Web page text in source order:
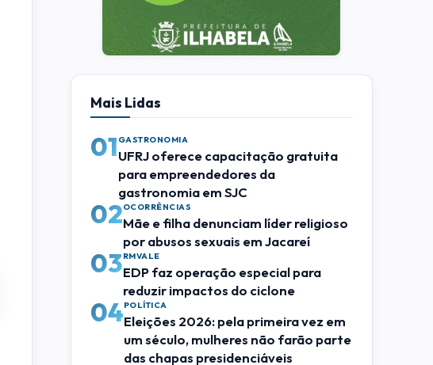
Mais Lidas
01 GASTRONOMIA
UFRJ oferece capacitação gratuita
para empreendedores da
gastronomia em SJC
02OCORRÊNCIAS
Mãe e filha denunciam líder religioso
por abusos sexuais em Jacareí
03RMVALE
EDP faz operação especial para
reduzir impactos do ciclone
04POLÍTICA
Eleições 2026: pela primeira vez em
um século, mulheres não farão parte
das chapas presidenciáveis